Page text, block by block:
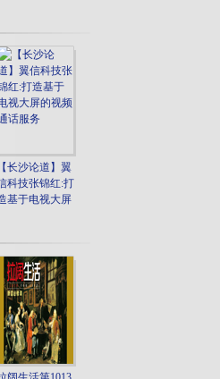
【长沙论道】翼
科技张锦红:打
基于电视大屏